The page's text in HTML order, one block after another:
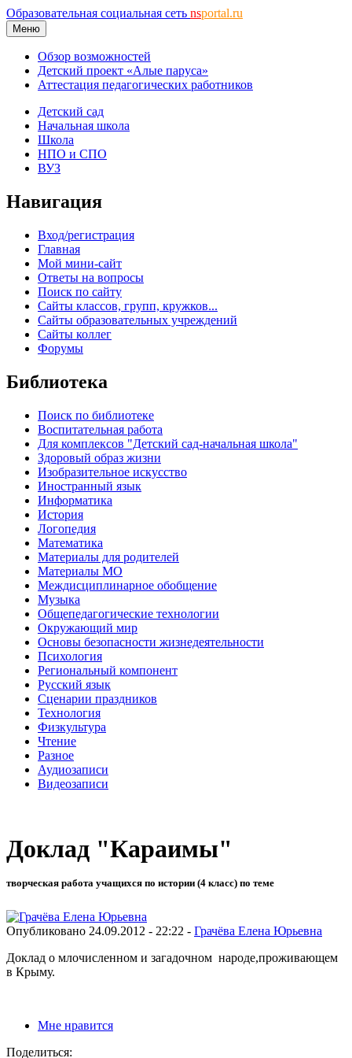
Образовательная социальная сеть nsportal.ru
Меню
Обзор возможностей
Детский проект «Алые паруса»
Аттестация педагогических работников
Детский сад
Начальная школа
Школа
НПО и СПО
ВУЗ
Навигация
Вход/регистрация
Главная
Мой мини-сайт
Ответы на вопросы
Поиск по сайту
Сайты классов, групп, кружков...
Сайты образовательных учреждений
Сайты коллег
Форумы
Библиотека
Поиск по библиотеке
Воспитательная работа
Для комплексов "Детский сад-начальная школа"
Здоровый образ жизни
Изобразительное искусство
Иностранный язык
Информатика
История
Логопедия
Математика
Материалы для родителей
Материалы МО
Междисциплинарное обобщение
Музыка
Общепедагогические технологии
Окружающий мир
Основы безопасности жизнедеятельности
Психология
Региональный компонент
Русский язык
Сценарии праздников
Технология
Физкультура
Чтение
Разное
Аудиозаписи
Видеозаписи
Доклад "Караимы"
творческая работа учащихся по истории (4 класс) по теме
Опубликовано 24.09.2012 - 22:22 - Грачёва Елена Юрьевна
Доклад о млочисленном и загадочном народе,проживающем
в Крыму.
Мне нравится
Поделиться: